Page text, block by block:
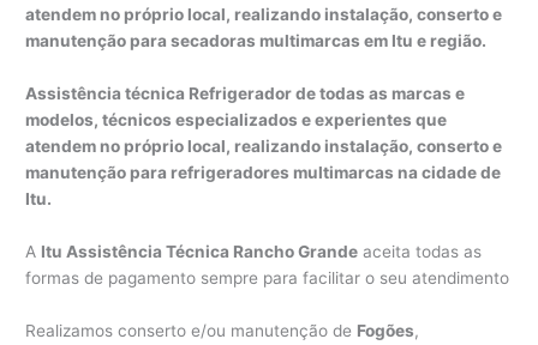
atendem no próprio local, realizando instalação, conserto e
manutenção para secadoras multimarcas em Itu e região.
Assistência técnica Refrigerador de todas as marcas e
modelos, técnicos especializados e experientes que
atendem no próprio local, realizando instalação, conserto e
manutenção para refrigeradores multimarcas na cidade de
Itu.
A Itu Assistência Técnica Rancho Grande aceita todas as
formas de pagamento sempre para facilitar o seu atendimento
Realizamos conserto e/ou manutenção de Fogões,